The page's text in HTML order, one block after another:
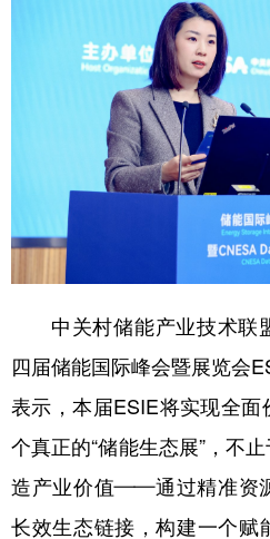
Español
Русский язык
Português
中关村储能产业技术联
四届储能国际峰会暨展览会
表示，本届ESIE将实现全面
个真正的“储能生态展”，不
造产业价值——通过精准资
长效生态链接，构建一个赋